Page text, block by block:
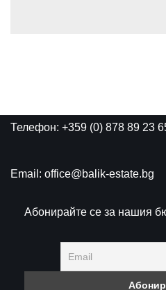
Телефон: +359 (0) 878 89 23
Email: office@balik-estate.bg
Абонирайте се за нашия